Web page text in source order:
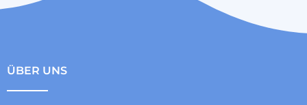
ÜBER UNS